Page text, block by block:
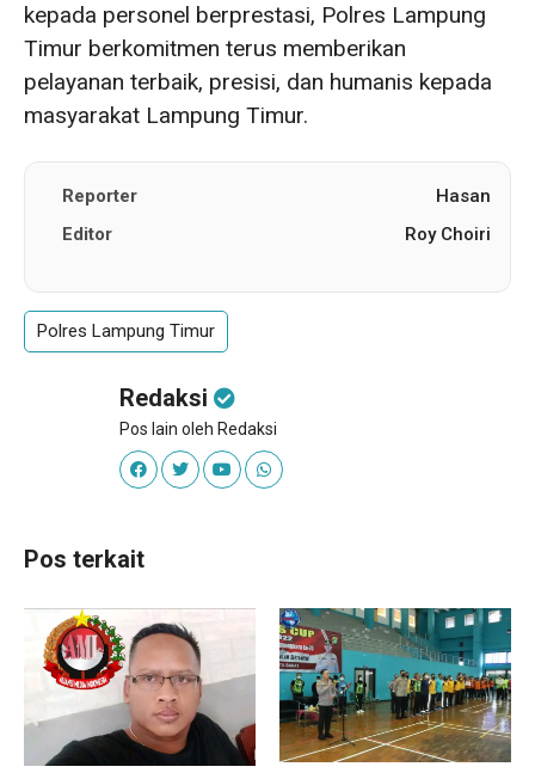
kepada personel berprestasi, Polres Lampung
Timur berkomitmen terus memberikan
pelayanan terbaik, presisi, dan humanis kepada
masyarakat Lampung Timur.
Reporter
Hasan
Editor
Roy Choiri
Polres Lampung Timur
Redaksi
Pos lain oleh Redaksi
Pos terkait